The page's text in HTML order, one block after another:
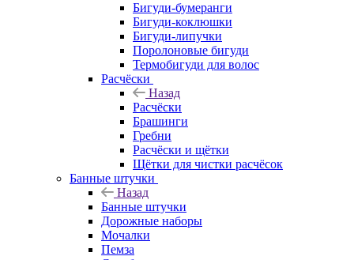
Бигуди-бумеранги
Бигуди-коклюшки
Бигуди-липучки
Поролоновые бигуди
Термобигуди для волос
Расчёски
Назад
Расчёски
Брашинги
Гребни
Расчёски и щётки
Щётки для чистки расчёсок
Банные штучки
Назад
Банные штучки
Дорожные наборы
Мочалки
Пемза